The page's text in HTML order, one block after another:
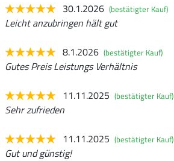
30.1.2026 (bestätigter Kauf)
Leicht anzubringen hält gut
8.1.2026 (bestätigter Kauf)
Gutes Preis Leistungs Verhältnis
11.11.2025 (bestätigter Kauf)
Sehr zufrieden
11.11.2025 (bestätigter Kauf)
Gut und günstig!